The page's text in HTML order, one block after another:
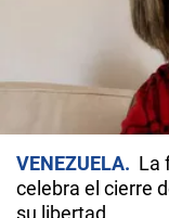
VENEZUELA
La
celebra el cierre